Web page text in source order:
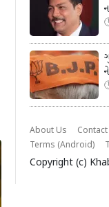
About Us
Terms (Android)
Copyright (c)